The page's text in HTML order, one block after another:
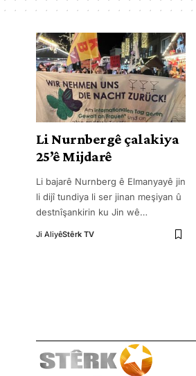
Li Nurnbergê çalakiya
25’ê Mijdarê
Li bajarê Nurnberg ê Elmanyayê jin
li dijî tundiya li ser jinan meşiyan û
destnîşankirin ku Jin wê…
Ji AliyêStêrk TV